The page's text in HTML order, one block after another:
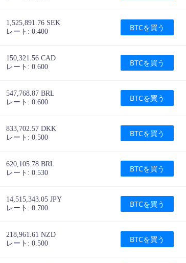
1,525,891.76 SEK
レート: 0.400
BTCを買う
150,321.56 CAD
レート: 0.600
BTCを買う
547,768.87 BRL
レート: 0.600
BTCを買う
833,702.57 DKK
レート: 0.500
BTCを買う
620,105.78 BRL
レート: 0.530
BTCを買う
14,515,343.05 JPY
レート: 0.700
BTCを買う
218,961.61 NZD
レート: 0.500
BTCを買う